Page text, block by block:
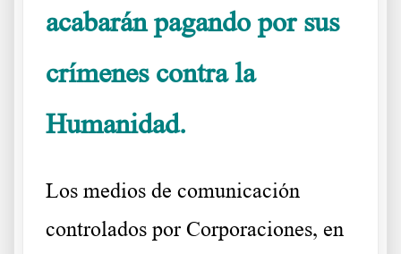
acabarán pagando por sus
crímenes contra la
Humanidad.
Los medios de comunicación
controlados por Corporaciones, en